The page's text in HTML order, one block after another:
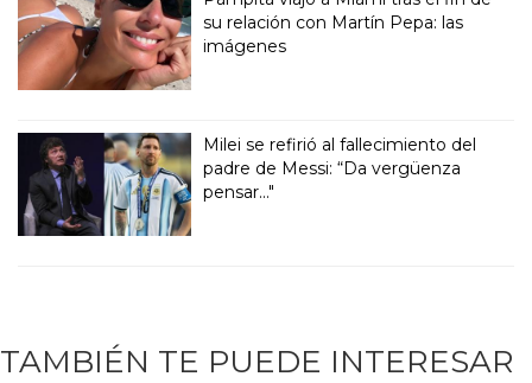
su relación con Martín Pepa: las
imágenes
Milei se refirió al fallecimiento del
padre de Messi: “Da vergüenza
pensar..."
TAMBIÉN TE PUEDE INTERESAR